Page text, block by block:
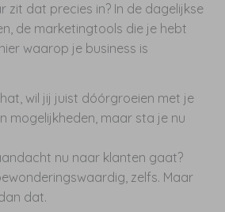
zit dat precies in? In de dagelijkse
de marketingtools die je hebt
waarop je business is
wil jij juist dóórgroeien met je
mogelijkheden, maar sta je nu
nu naar klanten gaat?
zelfs. Maar
dat.